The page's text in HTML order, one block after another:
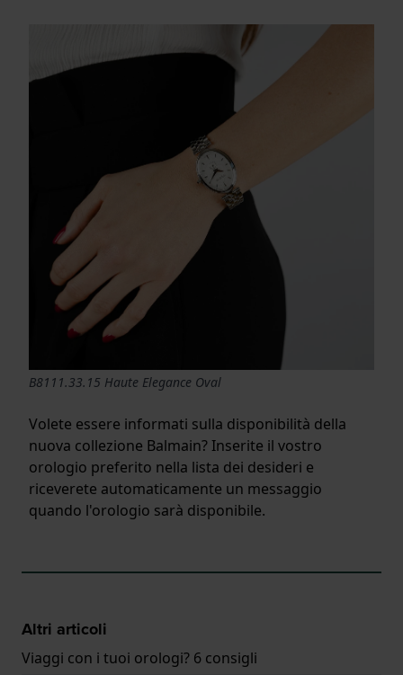
B8111.33.15 Haute Elegance Oval
Volete essere informati sulla disponibilità della
nuova collezione Balmain? Inserite il vostro
orologio preferito nella lista dei desideri e
riceverete automaticamente un messaggio
quando l'orologio sarà disponibile.
Altri articoli
Viaggi con i tuoi orologi? 6 consigli